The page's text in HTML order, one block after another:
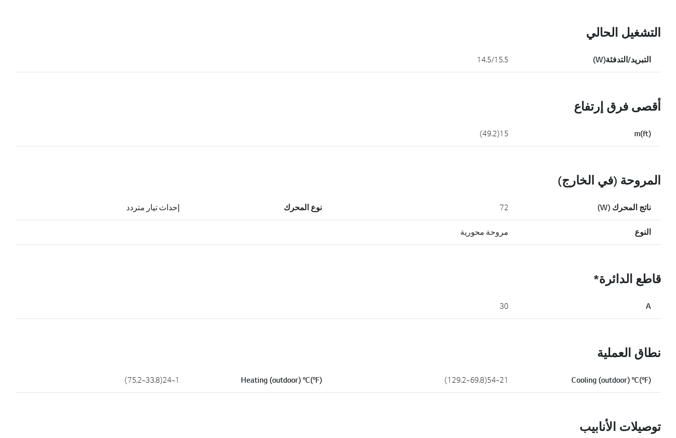
التشغيل الحالي
التبريد/التدفئة(W) 14.5/15.5
أقصى فرق إرتفاع
m(ft)
15(49.2)
المروحة (في الخارج)
ناتج المحرك (W) 72 نوع المحرك إحداث تيار متردد
النوع مروحة محورية
قاطع الدائرة*
A
30
نطاق العملية
Cooling (outdoor) °C(°F)
21~54(69.8~129.2)
Heating (outdoor) °C(°F)
1~24(33.8~75.2)
توصيلات الأنابيب